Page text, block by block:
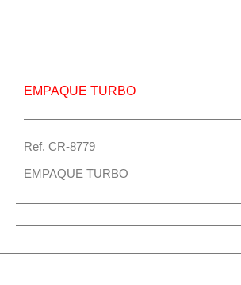
EMPAQUE TURBO
Ref. CR-8779
EMPAQUE TURBO